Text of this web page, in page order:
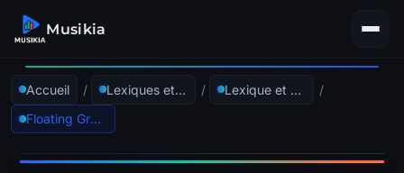
Musikia
Accueil / Lexiques et glossaires / Lexique et glossaire Home Studio
/
Floating Ground : comprendre son rôle et son impact en audio domestique